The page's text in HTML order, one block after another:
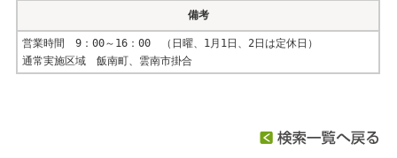
備考
営業時間 9：00～16：00 （日曜、1月1日、2日は定休日）
通常実施区域 飯南町、雲南市掛合